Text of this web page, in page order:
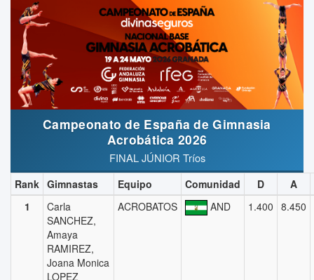
Campeonato de España de Gimnasia
Acrobática 2026
FINAL JÚNIOR Tríos
Rank Gimnastas Equipo Comunidad D
A
1
Carla
SANCHEZ,
Amaya
RAMIREZ,
Joana Monica
LOPEZ
ACROBATOS AND 1.400 8.450